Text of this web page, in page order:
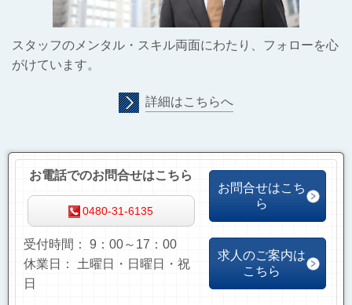
スタッフのメンタル・スキル両面にわたり、フォローを心
がけています。
詳細はこちらへ
お問合せはこち
ら
求人のご案内は
こちら
お電話でのお問合せはこちら
0480-31-6135
受付時間： 9：00～17：00
休業日： 土曜日・日曜日・祝
日